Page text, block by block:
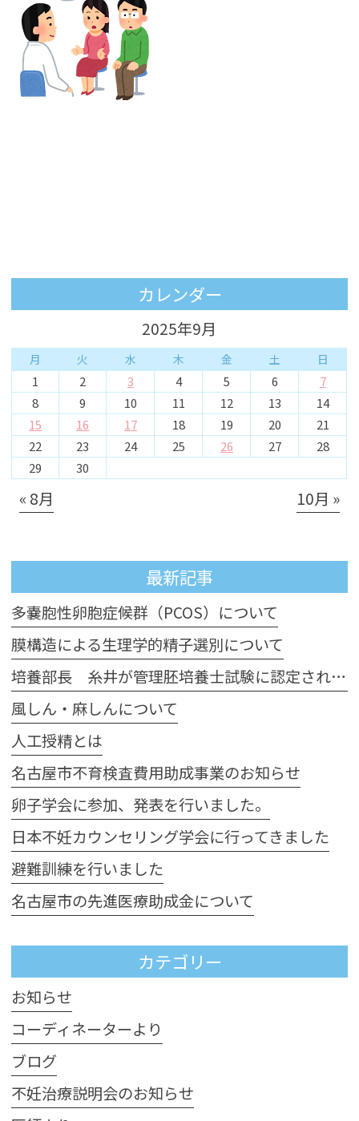
カレンダー
2025年9月
月 火 水 木 金 土 日
1 2 3 4 5 6
7
8
9 10 11 12 13
14
15
16 17 18 19 20
21
22
23 24 25 26 27
28
29
30
« 8月 10月 »
最新記事
多嚢胞性卵胞症候群（PCOS）について
膜構造による生理学的精子選別について
培養部長 糸井が管理胚培養士試験に認定されました
風しん・麻しんについて
人工授精とは
名古屋市不育検査費用助成事業のお知らせ
卵子学会に参加、発表を行いました。
日本不妊カウンセリング学会に行ってきました
避難訓練を行いました
名古屋市の先進医療助成金について
カテゴリー
お知らせ
コーディネーターより
ブログ
不妊治療説明会のお知らせ